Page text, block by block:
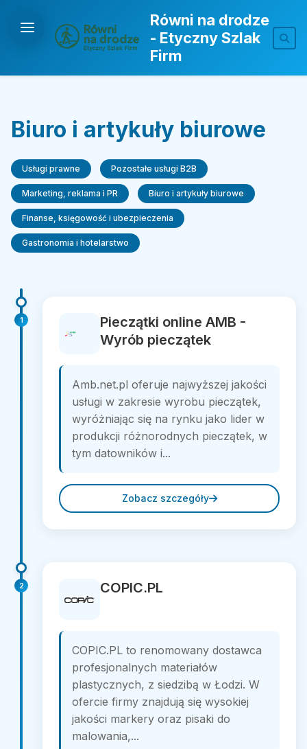
Równi na drodze
- Etyczny Szlak
Firm
Biuro i artykuły biurowe
Usługi prawne Pozostałe usługi B2B
Marketing, reklama i PR Biuro i artykuły biurowe
Finanse, księgowość i ubezpieczenia
Gastronomia i hotelarstwo
1
Pieczątki online AMB -
Wyrób pieczątek
Amb.net.pl oferuje najwyższej jakości
usługi w zakresie wyrobu pieczątek,
wyróżniając się na rynku jako lider w
produkcji różnorodnych pieczątek, w
tym datowników i...
Zobacz szczegóły
2 COPIC.PL
COPIC.PL to renomowany dostawca
profesjonalnych materiałów
plastycznych, z siedzibą w Łodzi. W
ofercie firmy znajdują się wysokiej
jakości markery oraz pisaki do
malowania,...